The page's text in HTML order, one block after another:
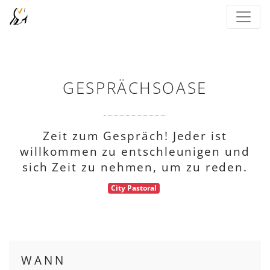
GESPRÄCHSOASE
Zeit zum Gespräch! Jeder ist
willkommen zu entschleunigen und
sich Zeit zu nehmen, um zu reden.
City Pastoral
WANN